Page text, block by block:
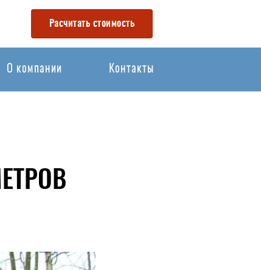
Расчитать стоимость
О компании Контакты